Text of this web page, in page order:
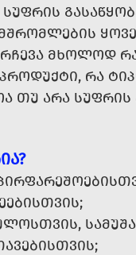
ᲛᲮᲝᲚᲝᲓ
ᲠᲐ
ᲗᲣ ᲐᲠᲐ ᲡᲣᲤᲠᲘᲡ